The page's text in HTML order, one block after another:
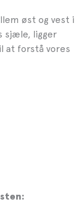
øst og vest i
sjæle, ligger
at forstå vores